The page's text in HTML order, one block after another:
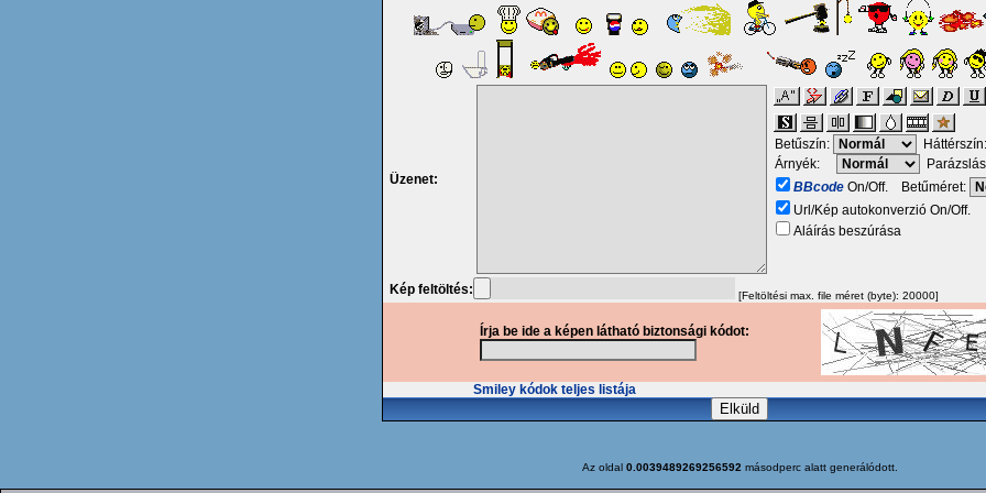
Üzenet:
Betűszín:
Árnyék:
BBcodeOn/Off. Betűméret:
Url/Kép autokonverzió On/Off.
Aláírás beszúrása
Kép feltöltés: [Feltöltési max. file méret (byte): 20000]
Írja be ide a képen látható biztonsági kódot:
Smiley kódok teljes listája
Az oldal 0.0039489269256592 másodperc alatt generálódott.